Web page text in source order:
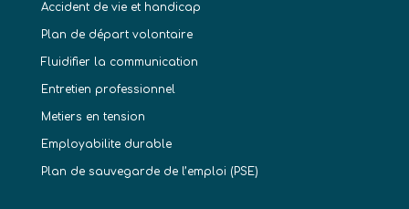
Accident de vie et handicap
Plan de départ volontaire
Fluidifier la communication
Entretien professionnel
Metiers en tension
Employabilite durable
Plan de sauvegarde de l’emploi (PSE)